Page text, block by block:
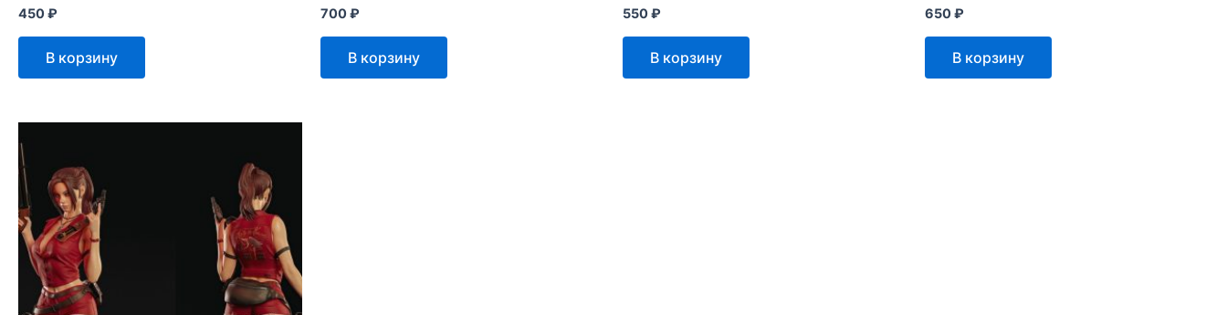
450₽
В корзину
700₽
В корзину
550₽
В корзину
650₽
В корзину